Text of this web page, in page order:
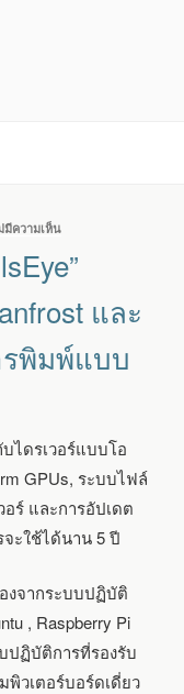
มีความเห็น
ตัว
11
พร้อม
ไดรเวอร์
และ
LIMA
รองรับ
EXFAT
พิมพ์
ไดรเวอร์
และ
รพิมพ์แบบ
ไดรเวอร์แบบโอ
GPUs, ระบบไฟล์
อร์ และการอัปเดต
ะใช้ได้นาน 5 ปี
งจากระบบปฏิบัติ
, Raspberry Pi
ปฏิบัติการที่รองรับ
พิวเตอร์บอร์ดเดี่ยว